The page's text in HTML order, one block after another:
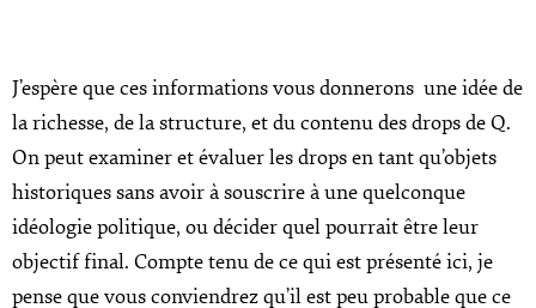
J’espère que ces informations vous donnerons une idée de
la richesse, de la structure, et du contenu des drops de Q.
On peut examiner et évaluer les drops en tant qu’objets
historiques sans avoir à souscrire à une quelconque
idéologie politique, ou décider quel pourrait être leur
objectif final. Compte tenu de ce qui est présenté ici, je
pense que vous conviendrez qu’il est peu probable que ce